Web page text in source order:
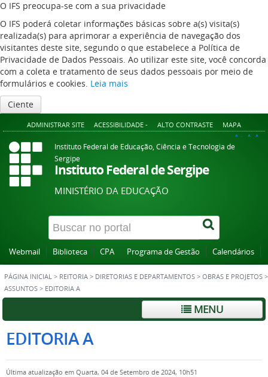
O IFS preocupa-se com a sua privacidade
O IFS poderá coletar informações básicas sobre a(s) visita(s)
realizada(s) para aprimorar a experiência de navegação dos
visitantes deste site, segundo o que estabelece a Política de
Privacidade de Dados Pessoais. Ao utilizar este site, você concorda
com a coleta e tratamento de seus dados pessoais por meio de
formulários e cookies. Leia mais
Ciente
ADMINISTRAR SITE ACESSIBILIDADE - ALTO CONTRASTE MAPA
A+ A A-
Instituto Federal de Educação, Ciência e Tecnologia de
Sergipe
Instituto Federal de Sergipe
MINISTÉRIO DA EDUCAÇÃO
Webmail Biblioteca CPA Programa de Gestão Calendários
PÁGINA INICIAL > REITORIA > DIRETORIAS E DEPARTAMENTOS > OBRAS E PROJETOS >
ASSUNTOS > EDITORIA A
MENU
EDITORIA A
Última atualização em Quarta, 04 de Setembro de 2024, 10h51